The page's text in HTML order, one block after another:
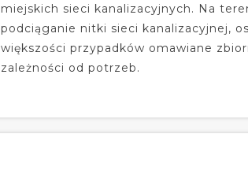
miejskich sieci kanalizacyjnych. Na
podciąganie nitki sieci kanalizacyjnej,
większości przypadków omawiane
zależności od potrzeb.